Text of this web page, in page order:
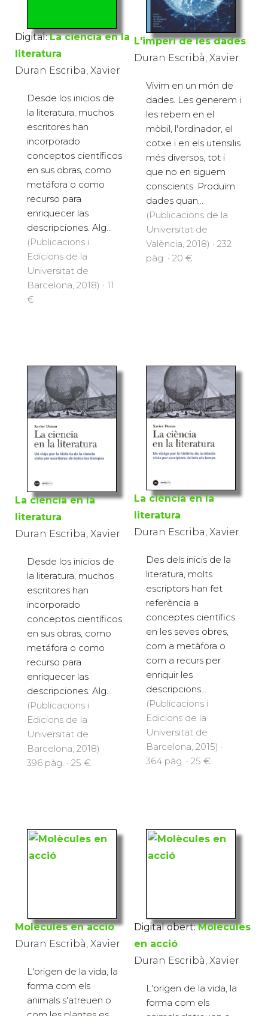
Digital: La ciencia en la
literatura
Duran Escriba, Xavier
Desde los inicios de
la literatura, muchos
escritores han
incorporado
conceptos científicos
en sus obras, como
metáfora o como
recurso para
enriquecer las
descripciones. Alg...
(Publicacions i
Edicions de la
Universitat de
Barcelona, 2018) · 11
€
L'imperi de les dades
Duran Escribà, Xavier
Vivim en un món de
dades. Les generem i
les rebem en el
mòbil, l'ordinador, el
cotxe i en els utensilis
més diversos, tot i
que no en siguem
conscients. Produïm
dades quan...
(Publicacions de la
Universitat de
València, 2018) · 232
pàg. · 20 €
La ciencia en la
literatura
Duran Escriba, Xavier
Desde los inicios de
la literatura, muchos
escritores han
incorporado
conceptos científicos
en sus obras, como
metáfora o como
recurso para
enriquecer las
descripciones. Alg...
(Publicacions i
Edicions de la
Universitat de
Barcelona, 2018) ·
396 pàg. · 25 €
La ciència en la
literatura
Duran Escriba, Xavier
Des dels inicis de la
literatura, molts
escriptors han fet
referència a
conceptes científics
en les seves obres,
com a metàfora o
com a recurs per
enriquir les
descripcions...
(Publicacions i
Edicions de la
Universitat de
Barcelona, 2015) ·
364 pàg. · 25 €
Molècules en acció
Duran Escribà, Xavier
L'origen de la vida, la
forma com els
animals s'atreuen o
Digital obert: Molècules
en acció
Duran Escribà, Xavier
L'origen de la vida, la
forma com els